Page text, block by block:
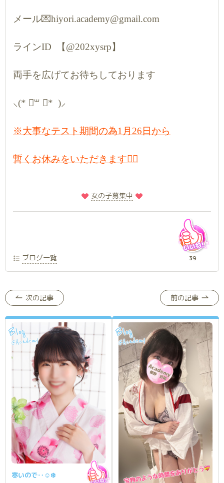
メール💌hiyori.academy@gmail.com
ラインID 【@202xysrp】
両手を広げてお待ちしております
⸜(* ॑꒳ ॑* )⸝
※大事なテスト期間の為1月26日から
暫くお休みをいただきます🙇‍♀️
️女の子募集中
ブログ一覧 39
次の記事
Blog
@Academy
寒いので‥☺️❄️
前の記事
Blog
@Academy